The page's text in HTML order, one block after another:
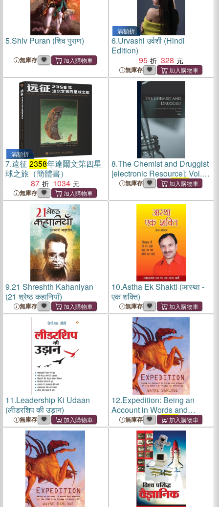
5.Shiv Puran (शिव पुराण)
無庫存
滿額折
6.Urvashi उर्वशी (Hindi
Edition)
95
328
無庫存
滿額折
7.遠征 2358年達爾文第四星
球之旅（簡體書）
87
1034
無庫存
8.The Chemist and Druggist
[electronic Resource]; Vol.
102, no. 14 = no.2358(4
無庫存
9.21 Shreshth Kahaniyan
(21 श्रेष्ठ कहानियाँ)
無庫存
10.Astha Ek Shakti (आस्था -
एक शक्ति)
無庫存
11.Leadership Ki Udaan
(लीडरशिप की उड़ान)
無庫存
12.Expedition: Being an
Account in Words and
Artwork of the 2358A.D.
Voyage to Darwin IV
無庫存